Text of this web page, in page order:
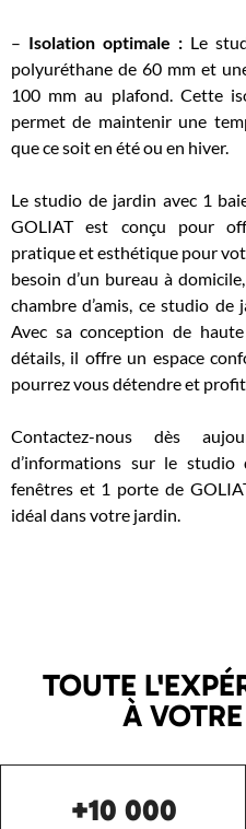
– Isolation optimale :Le
polyuréthane de 60 mm et
100 mm au plafond. Cette
permet de maintenir une
que ce soit en été ou en hiver.
Le studio de jardin avec 1
GOLIAT est conçu pour
pratique et esthétique pour
besoin d’un bureau à
chambre d’amis, ce studio
Avec sa conception de
détails, il offre un espace
pourrez vous détendre et
Contactez-nous dès
d’informations sur le
fenêtres et 1 porte de
idéal dans votre jardin.
TOUTE
À
+10 000